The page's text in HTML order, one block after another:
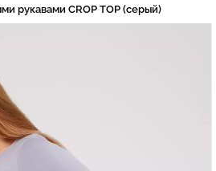
рукавами CROP TOP (серый)